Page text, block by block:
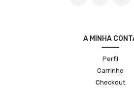
A MINHA
Perfil
Carrinho
Checkout